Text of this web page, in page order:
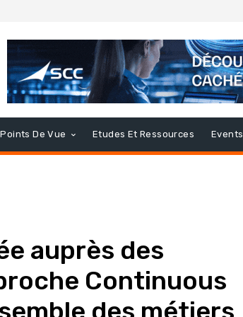
Points De Vue Etudes Et Ressources Events
auprès des
Continuous